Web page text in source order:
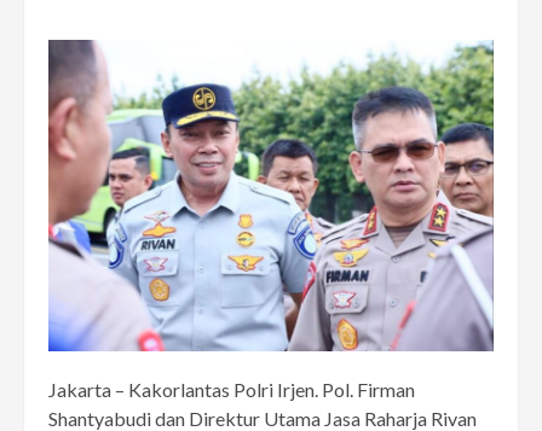
Jakarta – Kakorlantas Polri Irjen. Pol. Firman
Shantyabudi dan Direktur Utama Jasa Raharja Rivan